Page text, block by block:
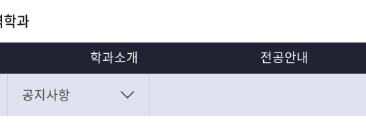
학과소개
인사말
비전과 미션
전공안내
교육과정
공지사항